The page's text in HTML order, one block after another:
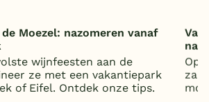
Moezel: nazomeren vanaf
wijnfeesten aan de
ze met een vakantiepark
of Eifel. Ontdek onze tips.
Op